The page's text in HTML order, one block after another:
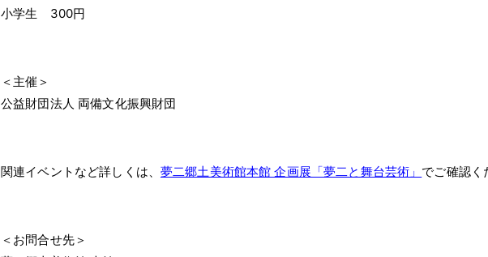
小学生 300円
＜主催＞
公益財団法人 両備文化振興財団
関連イベントなど詳しくは、 夢二郷土美術館本館 企画展「夢二と舞台芸術」 でご確認く
＜お問合せ先＞